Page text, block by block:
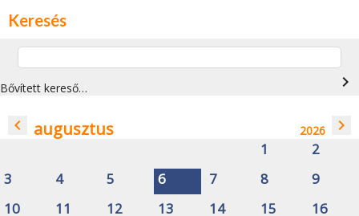
Keresés
Bővített kereső… navigate_next
navigate_before augusztus 2026 navigate_next
1
2
3
4 5 6 7 8
9
10
11 12 13 14 15
16